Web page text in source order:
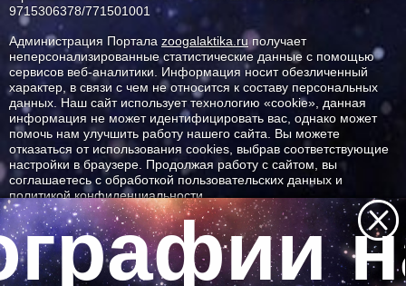
9715306378/771501001
Администрация Портала zoogalaktika.ruполучает
неперсонализированные статистические данные с помощью
сервисов веб-аналитики. Информация носит обезличенный
характер, в связи с чем не относится к составу персональных
данных. Наш сайт использует технологию «cookie», данная
информация не может идентифицировать вас, однако может
помочь нам улучшить работу нашего сайта. Вы можете
отказаться от использования cookies, выбрав соответствующие
настройки в браузере. Продолжая работу с сайтом, вы
соглашаетесь с обработкой пользовательских данных и
политикой конфиденциальности.
ID ресурса: 9540